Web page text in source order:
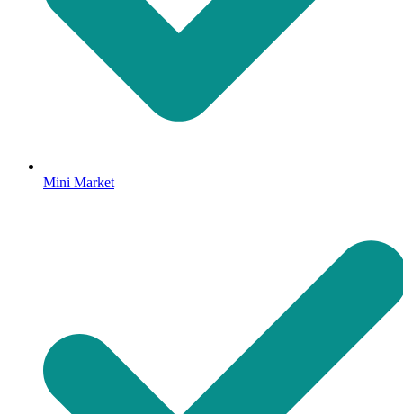
Mini Market